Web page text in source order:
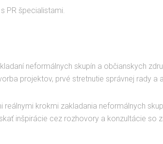
PR špecialistami.
neformálnych skupín a občianskych
projektov, prvé stretnutie správnej rady
krokmi zakladania neformálnych
inšpirácie cez rozhovory a konzultácie so